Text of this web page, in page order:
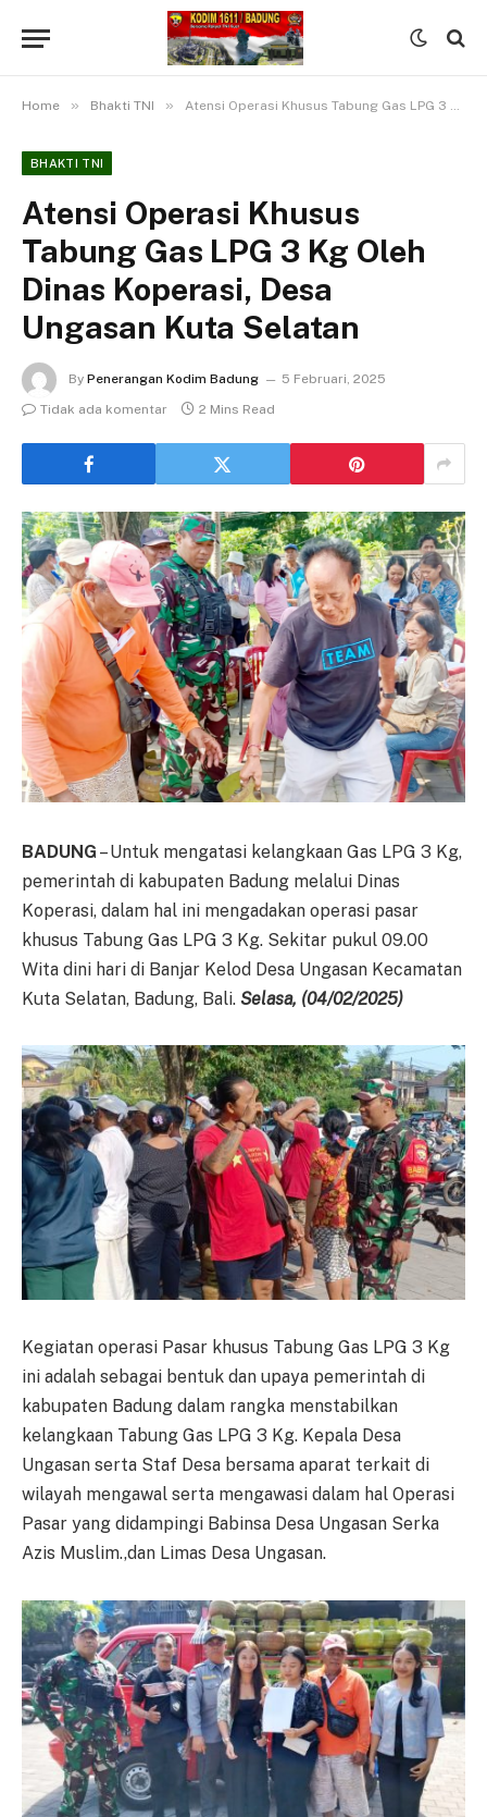
Home » Bhakti TNI » Atensi Operasi Khusus Tabung Gas LPG 3 Kg Oleh Dinas Koperasi, Desa Ungasan Kuta Selatan
BHAKTI TNI
Atensi Operasi Khusus
Tabung Gas LPG 3 Kg Oleh
Dinas Koperasi, Desa
Ungasan Kuta Selatan
By Penerangan Kodim Badung
5 Februari, 2025
Tidak ada komentar
2 Mins Read
BADUNG – Untuk mengatasi kelangkaan Gas LPG 3 Kg,
pemerintah di kabupaten Badung melalui Dinas
Koperasi, dalam hal ini mengadakan operasi pasar
khusus Tabung Gas LPG 3 Kg. Sekitar pukul 09.00
Wita dini hari di Banjar Kelod Desa Ungasan Kecamatan
Kuta Selatan, Badung, Bali. Selasa, (04/02/2025)
Kegiatan operasi Pasar khusus Tabung Gas LPG 3 Kg
ini adalah sebagai bentuk dan upaya pemerintah di
kabupaten Badung dalam rangka menstabilkan
kelangkaan Tabung Gas LPG 3 Kg. Kepala Desa
Ungasan serta Staf Desa bersama aparat terkait di
wilayah mengawal serta mengawasi dalam hal Operasi
Pasar yang didampingi Babinsa Desa Ungasan Serka
Azis Muslim.,dan Limas Desa Ungasan.